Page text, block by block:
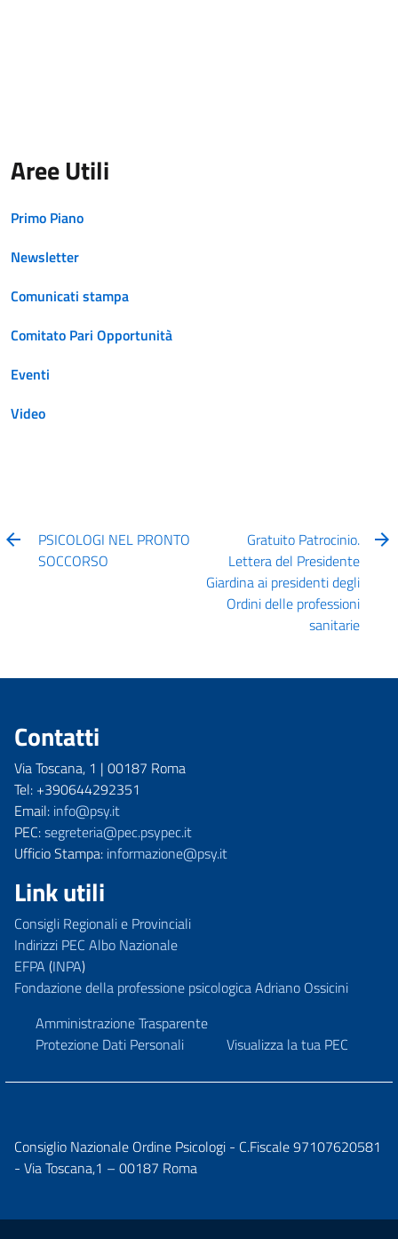
Aree Utili
Primo Piano
Newsletter
Comunicati stampa
Comitato Pari Opportunità
Eventi
Video
PSICOLOGI NEL PRONTO
SOCCORSO
Gratuito Patrocinio.
Lettera del Presidente
Giardina ai presidenti degli
Ordini delle professioni
sanitarie
Contatti
Via Toscana, 1 | 00187 Roma
Tel: +390644292351
Email: info@psy.it
PEC:segreteria@pec.psypec.it
Ufficio Stampa: informazione@psy.it
Link utili
Consigli Regionali e Provinciali
Indirizzi PEC Albo Nazionale
EFPA (INPA)
Fondazione della professione psicologica Adriano Ossicini
Amministrazione Trasparente
Protezione Dati Personali
Visualizza la tua PEC
Consiglio Nazionale Ordine Psicologi - C.Fiscale 97107620581
- Via Toscana,1 – 00187 Roma